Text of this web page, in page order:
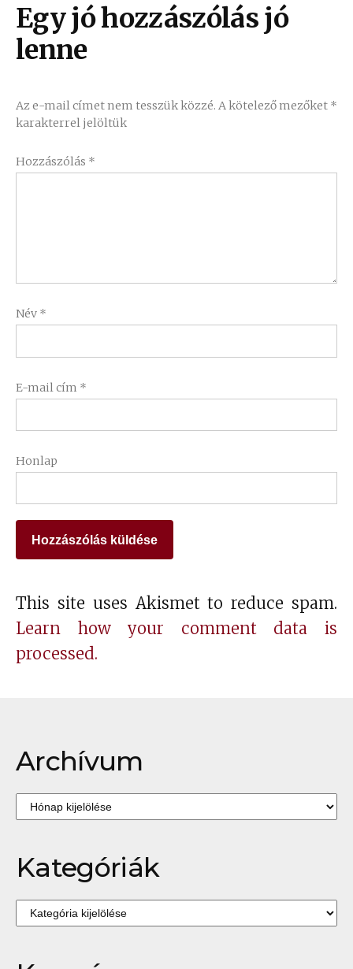
Egy jó hozzászólás jó
lenne
Az e-mail címet nem tesszük közzé. A kötelező mezőket *
karakterrel jelöltük
Hozzászólás *
Név *
E-mail cím *
Honlap
This site uses Akismet to reduce spam.
Learn how your comment data is
processed.
Archívum
Archívum
Kategóriák
Kategóriák